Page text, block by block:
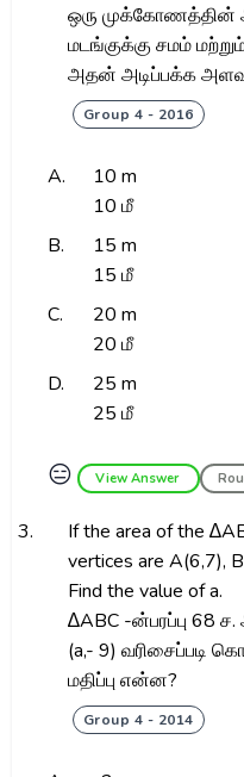
ஒரு முக்கோணத்தின்
மடங்குக்கு சமம்
அதன் அடிப்பக்க
Group 4 - 2016
A.
10 m
10 மீ
B.
15 m
15 மீ
C.
20 m
20 மீ
D.
25 m
25 மீ
😑 View Answer
3.
If the area of the
vertices are A(6,7),
Find the value of a.
∆ABC -ன்பரப்பு 68
(a,- 9) வரிசைப்படி
மதிப்பு என்ன?
Group 4 - 2014